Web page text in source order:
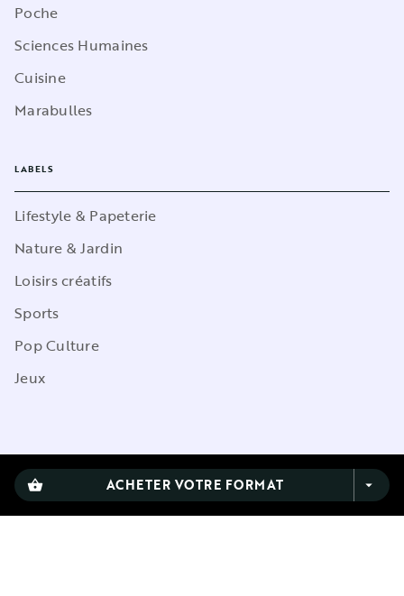
shopping_basket ACHETER VOTRE FORMAT arrow_drop_down
Poche
Sciences Humaines
Cuisine
Marabulles
LABELS
Lifestyle & Papeterie
Nature & Jardin
Loisirs créatifs
Sports
Pop Culture
Jeux
CGU
Charte de référencement
Charte des Données Personnelles